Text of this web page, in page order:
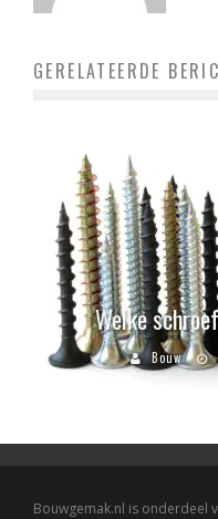
GERELATEERDE
Welke
Bouw
Bouwgemak.nl is onderdeel